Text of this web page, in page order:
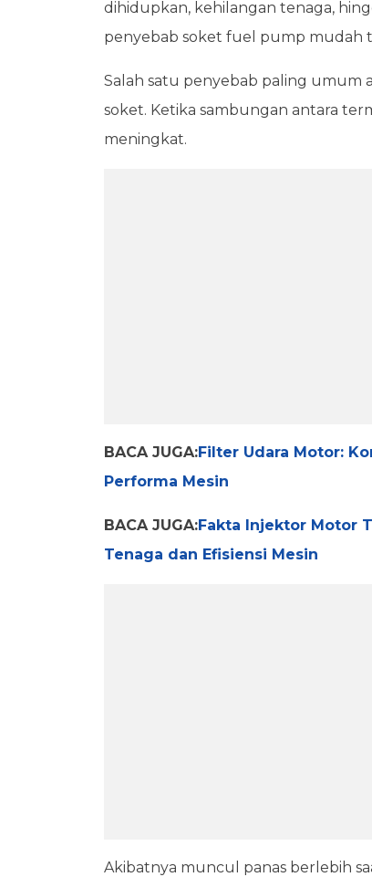
dihidupkan, kehilangan tenaga,
penyebab soket fuel pump mudah
Salah satu penyebab paling umum
soket. Ketika sambungan antara
meningkat.
BACA JUGA:Filter Udara Motor:
Performa Mesin
BACA JUGA:Fakta Injektor Motor
Tenaga dan Efisiensi Mesin
Akibatnya muncul panas berlebih